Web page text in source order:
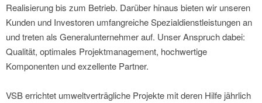
Realisierung bis zum Betrieb. Darüber hinaus bieten wir unseren
Kunden und Investoren umfangreiche Spezialdienstleistungen an
und treten als Generalunternehmer auf. Unser Anspruch dabei:
Qualität, optimales Projektmanagement, hochwertige
Komponenten und exzellente Partner.
VSB errichtet umweltverträgliche Projekte mit deren Hilfe jährlich